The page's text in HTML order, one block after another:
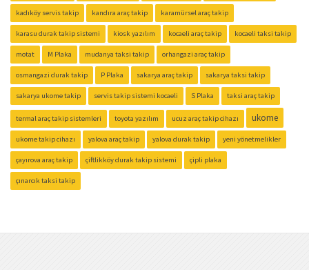
kadıköy servis takip kandıra araç takip karamürsel araç takip
karasu durak takip sistemi kiosk yazılım kocaeli araç takip kocaeli taksi takip
motat M Plaka mudanya taksi takip orhangazi araç takip
osmangazi durak takip P Plaka sakarya araç takip sakarya taksi takip
sakarya ukome takip servis takip sistemi kocaeli S Plaka taksi araç takip
termal araç takip sistemleri toyota yazılım ucuz araç takip cihazı ukome
ukome takip cihazı yalova araç takip yalova durak takip yeni yönetmelikler
çayırova araç takip çiftlikköy durak takip sistemi çipli plaka
çınarcık taksi takip